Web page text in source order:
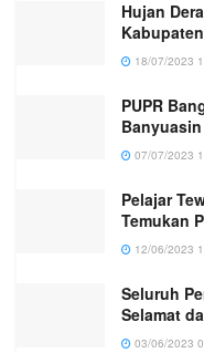
Hujan
18/07/2023
PUPR
07/07/2023
Pelajar
Temukan
12/06/2023
Seluruh
Selamat
03/06/2023